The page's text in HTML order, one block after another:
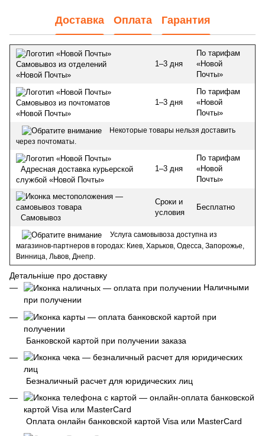
Доставка Оплата Гарантия
Самовывоз из отделений
«Новой Почты»
1–3 дня
По тарифам
«Новой
Почты»
Самовывоз из почтоматов
«Новой Почты»
1–3 дня
По тарифам
«Новой
Почты»
Некоторые товары нельзя доставить
через почтоматы.
Адресная доставка курьерской
службой «Новой Почты»
1–3 дня
По тарифам
«Новой
Почты»
Самовывоз
Сроки и
условия
Бесплатно
Услуга самовывоза доступна из
магазинов-партнеров в городах: Киев, Харьков, Одесса, Запорожье,
Винница, Львов, Днепр.
Детальніше про доставку
Наличными
при получении
Банковской картой при получении заказа
Безналичный расчет для юридических лиц
Оплата онлайн банковской картой Visa или MasterCard